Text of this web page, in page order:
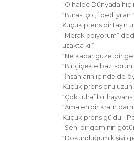
“O halde Dünyada hiç
“Burası çöl,” dedi
Küçük prens bir taşın
“Merak ediyorum”
uzakta ki!”
“Ne kadar güzel bir
“Bir çiçekle bazı
“İnsanların içinde de
Küçük prens onu uzun
“Çok tuhaf bir
“Ama en bir kralın
Küçük prens güldü.
“Seni bir geminin
“Dokunduğum kişiyi